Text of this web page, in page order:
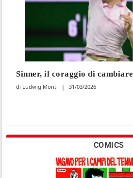
Sinner, il coraggio di cambiare
Ludwig Monti 31/03/2026
COMICS